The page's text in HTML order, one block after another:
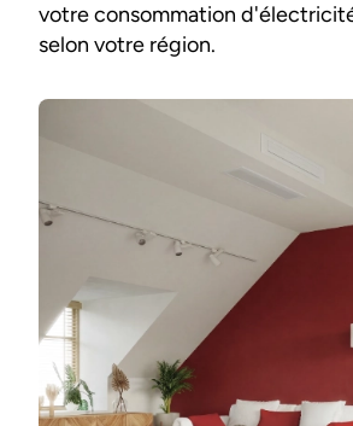
votre consommation
selon votre région.